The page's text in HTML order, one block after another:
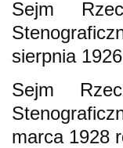
Sejm
sierpnia
Sejm
marca 1928